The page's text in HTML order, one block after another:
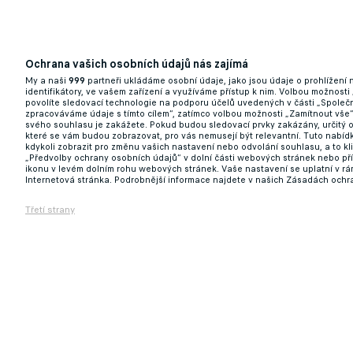
28.05.2026 18:03
Ochrana vašich osobních údajů nás zajímá
My a naši 999 partneři ukládáme osobní údaje, jako jsou údaje o prohlížení
identifikátory, ve vašem zařízení a využíváme přístup k nim. Volbou možnosti
povolíte sledovací technologie na podporu účelů uvedených v části
zpracováváme údaje s tímto cílem“, zatímco volbou možnosti „Zamítnout
svého souhlasu je zakážete. Pokud budou sledovací prvky zakázány, určitý
které se vám budou zobrazovat, pro vás nemusejí být relevantní. Tuto
kdykoli zobrazit pro změnu vašich nastavení nebo odvolání souhlasu, a to
„Předvolby ochrany osobních údajů“ v dolní části webových stránek nebo
ikonu v levém dolním rohu webových stránek. Vaše nastavení se uplatní v
Internetová stránka. Podrobnější informace najdete v našich Zásadách
Třetí strany